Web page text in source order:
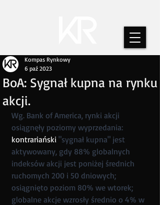
BoA: Sygnał kupna na rynku
akcji.
Kompas Rynkowy
6 paź 2023
Wg. Bank of America, rynki akcji
osiągnęły poziomy wyprzedania:
kontrariański "sygnał kupna" jest
aktywowany, gdy 88% globalnych
indeksów akcji jest poniżej średnich
ruchomych 200 i 50 dniowych;
osiągnięto poziom 80% we wtorek;
globalne akcje wzrosły średnio o 4% w